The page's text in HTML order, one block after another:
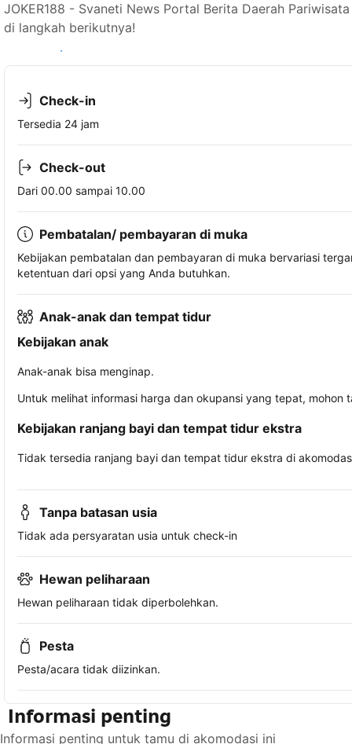
JOKER188 - Svaneti News Portal Berita Daerah
di langkah berikutnya!
Lihat ketersediaan
Check-in
Tersedia 24 jam
Check-out
Dari 00.00 sampai 10.00
Pembatalan/ pembayaran di muka
Kebijakan pembatalan dan pembayaran di muka bervariasi
ketentuan dari opsi yang Anda butuhkan.
Anak-anak dan tempat tidur
Kebijakan anak
Anak-anak bisa menginap.
Untuk melihat informasi harga dan okupansi yang tepat,
Kebijakan ranjang bayi dan tempat tidur ekstra
Tidak tersedia ranjang bayi dan tempat tidur ekstra di
Tanpa batasan usia
Tidak ada persyaratan usia untuk check-in
Hewan peliharaan
Hewan peliharaan tidak diperbolehkan.
Pesta
Pesta/acara tidak diizinkan.
Informasi penting
Informasi penting untuk tamu di akomodasi ini